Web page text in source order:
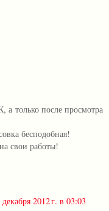
а только после просмотра
бесподобная!
свои работы!
декабря 2012 г. в 03:03